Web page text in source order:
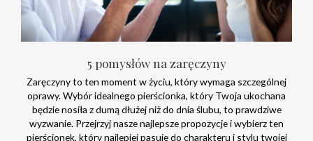
5 pomysłów na zaręczyny
Zaręczyny to ten moment w życiu, który wymaga szczególnej
oprawy. Wybór idealnego pierścionka, który Twoja ukochana
będzie nosiła z dumą dłużej niż do dnia ślubu, to prawdziwe
wyzwanie. Przejrzyj nasze najlepsze propozycje i wybierz ten
pierścionek, który najlepiej pasuje do charakteru i stylu twojej